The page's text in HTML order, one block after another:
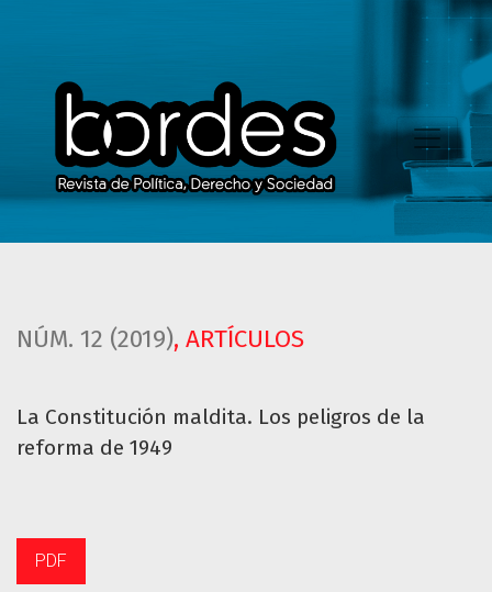
La Constitución maldita. Los peligros de la reforma de
NÚM. 12 (2019), ARTÍCULOS
La Constitución maldita. Los peligros de la
reforma de 1949
PDF